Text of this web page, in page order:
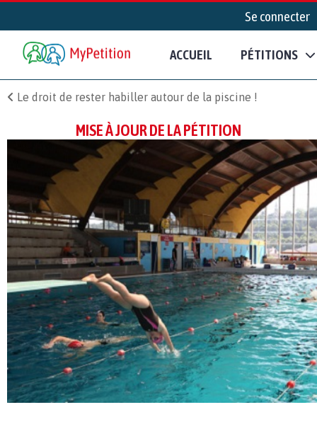
Se connecter
ACCUEIL PÉTITIONS
Le droit de rester habiller autour de la piscine !
MISE À JOUR DE LA PÉTITION